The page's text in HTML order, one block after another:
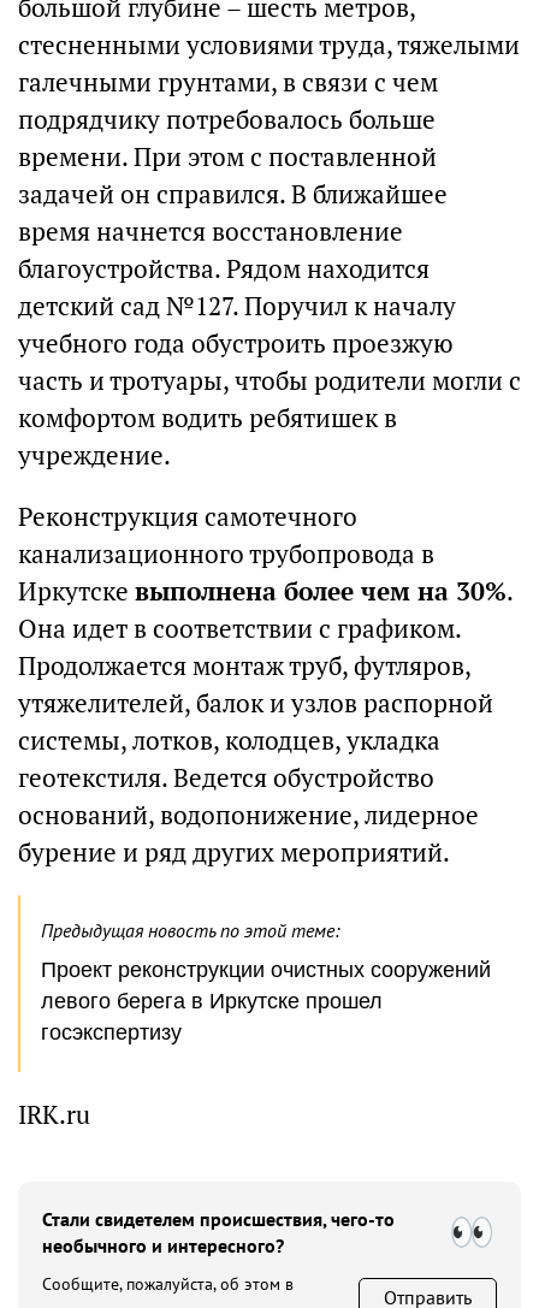
большой глубине – шесть метров,
стесненными условиями труда, тяжелыми
галечными грунтами, в связи с чем
подрядчику потребовалось больше
времени. При этом с поставленной
задачей он справился. В ближайшее
время начнется восстановление
благоустройства. Рядом находится
детский сад №127. Поручил к началу
учебного года обустроить проезжую
часть и тротуары, чтобы родители могли с
комфортом водить ребятишек в
учреждение.
Реконструкция самотечного
канализационного трубопровода в
Иркутске выполнена более чем на 30%.
Она идет в соответствии с графиком.
Продолжается монтаж труб, футляров,
утяжелителей, балок и узлов распорной
системы, лотков, колодцев, укладка
геотекстиля. Ведется обустройство
оснований, водопонижение, лидерное
бурение и ряд других мероприятий.
Предыдущая новость по этой теме:
Проект реконструкции очистных сооружений
левого берега в Иркутске прошел
госэкспертизу
IRK.ru
Стали свидетелем происшествия, чего-то
необычного и интересного?
Сообщите, пожалуйста, об этом в
Отправить